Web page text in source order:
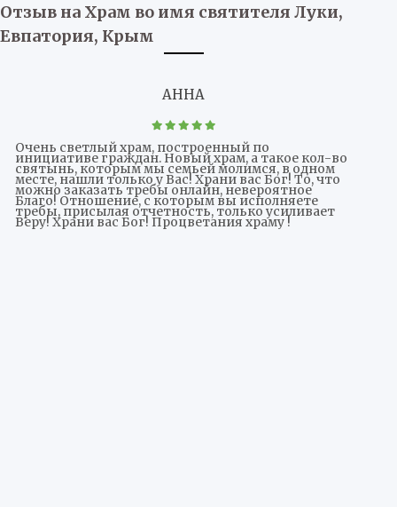
Отзыв на Храм во имя святителя Луки,
Евпатория, Крым
АННА
Очень светлый храм, построенный по
инициативе граждан. Новый храм, а такое кол-во
святынь, которым мы семьей молимся, в одном
месте, нашли только у Вас! Храни вас Бог! То, что
можно заказать требы онлайн, невероятное
Благо! Отношение, с которым вы исполняете
требы, присылая отчетность, только усиливает
Веру! Храни вас Бог! Процветания храму !